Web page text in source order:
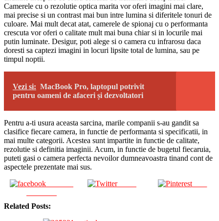
Camerele cu o rezolutie optica marita vor oferi imagini mai clare,
mai precise si un contrast mai bun intre lumina si diferitele tonuri de
culoare. Mai mult decat atat, camerele de spionaj cu o performanta
crescuta vor oferi o calitate mult mai buna chiar si in locurile mai
putin luminate. Desigur, poti alege si o camera cu infrarosu daca
doresti sa captezi imagini in locuri lipsite total de lumina, sau pe
timpul noptii.
Vezi si: MacBook Pro, laptopul potrivit
pentru oameni de afaceri și dezvoltatori
Pentru a-ti usura aceasta sarcina, marile companii s-au gandit sa
clasifice fiecare camera, in functie de performanta si specificatii, in
mai multe categorii. Acestea sunt impartite in functie de calitate,
rezolutie si definitia imaginii. Acum, in functie de bugetul fiecaruia,
puteti gasi o camera perfecta nevoilor dumneavoastra tinand cont de
aspectele prezentate mai sus.
Tweet Save
Related Posts: